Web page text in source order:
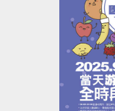
• AFAA-PC 基礎團體
• iParty 愛派對認證師
• iEnergy 愛塑身認證
• iYoma 瑜珈提斯與
• ZUMBA -B1,B2認證
大安有APP囉!可以報
長佳Sports+ APP傳
APPLE APP傳送門
傳送門 點